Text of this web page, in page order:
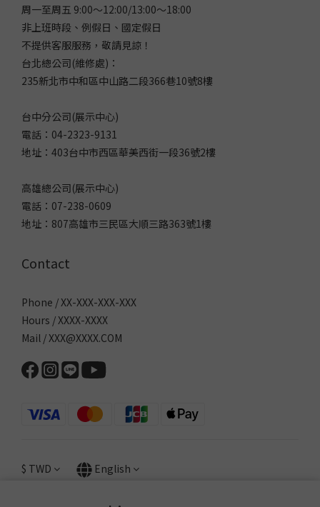
周一至周五 9:00～12:00/13:00～18:00
非上班時段、例假日、國定假日
不提供客服服務，敬請見諒！
台北總公司(維修處)：
235新北市中和區中山路二段366巷10號8樓
台中分公司(展示中心)
電話：04-2323-9131
地址：403台中市西區華美西街一段36號2樓
高雄總公司(展示中心)
電話：07-238-0609
地址：807高雄市三民區大順三路363號1樓
Contact
Phone / XX-XXX-XXX-XXX
Hours / XXXX-XXXX
Mail / XXX@XXXX.COM
$ TWD English